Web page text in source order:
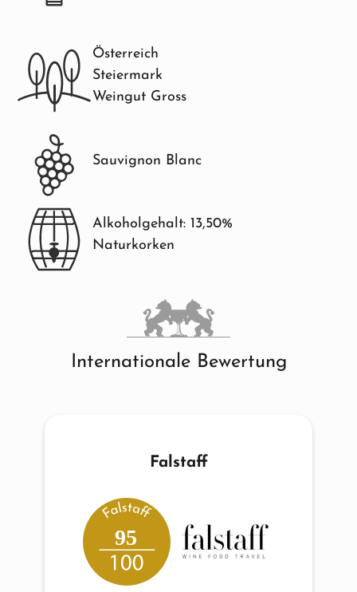
Österreich
Steiermark
Weingut Gross
Sauvignon Blanc
Alkoholgehalt: 13,50%
Naturkorken
Internationale Bewertung
Falstaff
95